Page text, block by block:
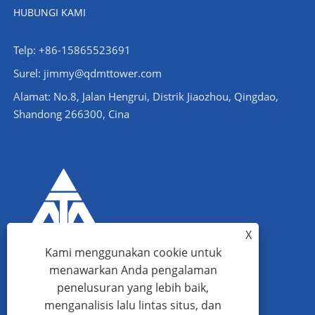
HUBUNGI KAMI
Telp: +86-15865523691
Surel: jimmy@qdmttower.com
Alamat: No.8, Jalan Hengrui, Distrik Jiaozhou, Qingdao,
Shandong 266300, Cina
X
Kami menggunakan cookie untuk
menawarkan Anda pengalaman
penelusuran yang lebih baik,
menganalisis lalu lintas situs, dan